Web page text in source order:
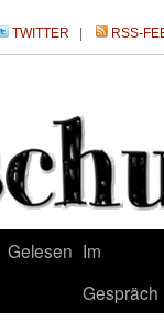
TWITTER RSS-
Gelesen Im
Gespräch